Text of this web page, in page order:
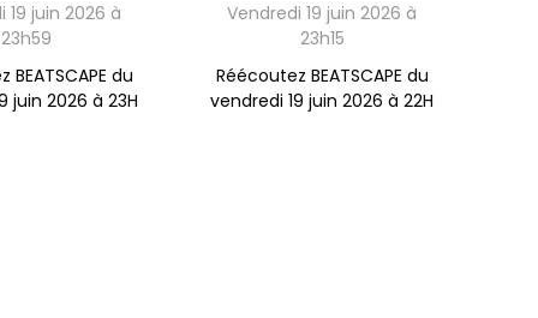
19 juin 2026 à
23h59
BEATSCAPE du
juin 2026 à 23H
Vendredi 19 juin 2026 à
23h15
Réécoutez BEATSCAPE du
vendredi 19 juin 2026 à 22H